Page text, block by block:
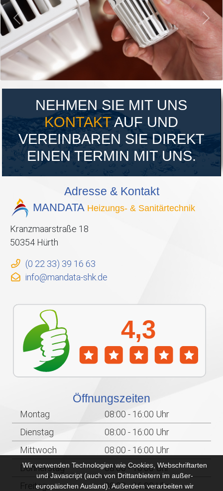
NEHMEN SIE MIT UNS
KONTAKTAUF UND
VEREINBAREN SIE DIREKT
EINEN TERMIN MIT UNS.
Adresse & Kontakt
MANDATA Heizungs- & Sanitärtechnik
Kranzmaarstraße 18
50354 Hürth
(0 22 33) 39 16 63
info@mandata-shk.de
Öffnungszeiten
Montag
08:00 - 16:00 Uhr
Dienstag
08:00 - 16:00 Uhr
Mittwoch
08:00 - 16:00 Uhr
Donnerstag
08:00 - 16:00 Uhr
Freitag
08:00 - 16:00 Uhr
Wir verwenden Technologien wie Cookies, Webschriftarten
und Javascript (auch von Drittanbietern im außer-
europäischen Ausland). Außerdem verarbeiten wir